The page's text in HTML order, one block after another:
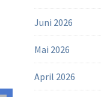
Juni 2026
Mai 2026
April 2026